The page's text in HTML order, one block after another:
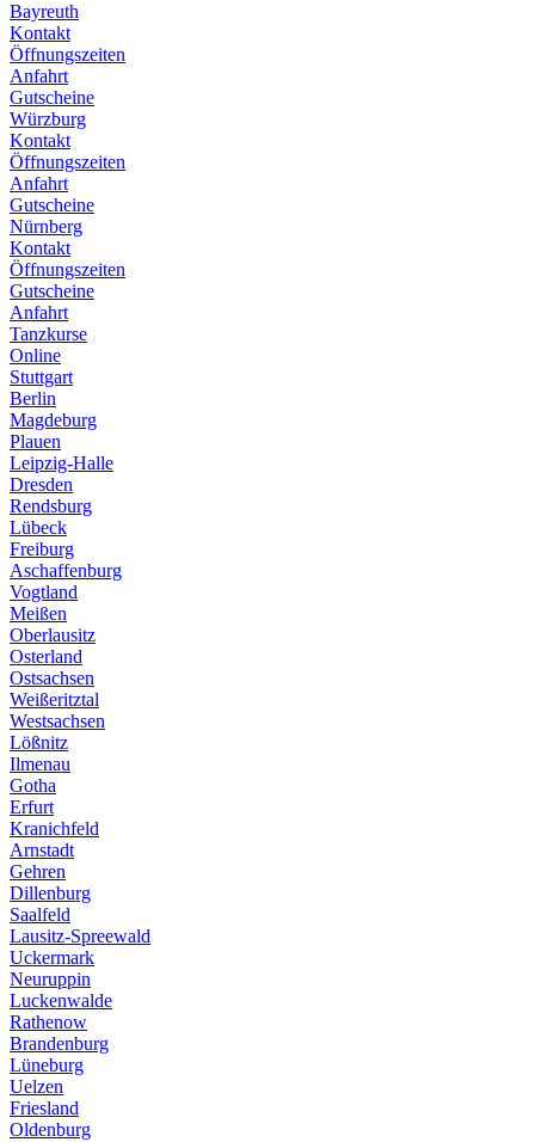
Bayreuth
Kontakt
Öffnungszeiten
Anfahrt
Gutscheine
Würzburg
Kontakt
Öffnungszeiten
Anfahrt
Gutscheine
Nürnberg
Kontakt
Öffnungszeiten
Gutscheine
Anfahrt
Tanzkurse
Online
Stuttgart
Berlin
Magdeburg
Plauen
Leipzig-Halle
Dresden
Rendsburg
Lübeck
Freiburg
Aschaffenburg
Vogtland
Meißen
Oberlausitz
Osterland
Ostsachsen
Weißeritztal
Westsachsen
Lößnitz
Ilmenau
Gotha
Erfurt
Kranichfeld
Arnstadt
Gehren
Dillenburg
Saalfeld
Lausitz-Spreewald
Uckermark
Neuruppin
Luckenwalde
Rathenow
Brandenburg
Lüneburg
Uelzen
Friesland
Oldenburg